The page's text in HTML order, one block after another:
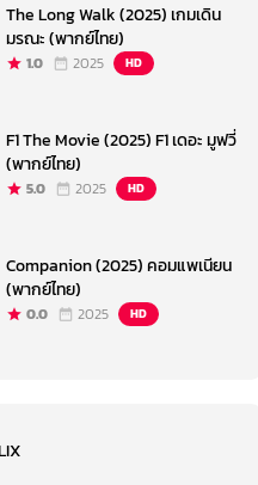
The Long Walk (2025) เกมเดิน
มรณะ (พากย์ไทย)
1.0 2025 HD
F1 The Movie (2025) F1 เดอะ มูฟวี่
(พากย์ไทย)
5.0 2025 HD
Companion (2025) คอมแพเนียน
(พากย์ไทย)
0.0 2025 HD